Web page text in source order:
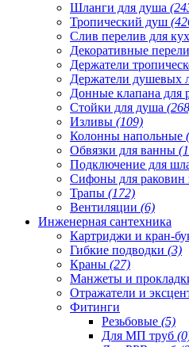
Шланги для душа
Тропический душ
Слив перелив для
Декоративные
Держатели
Держатели душевых
Донные клапана для
Стойки для душа
Изливы (109)
Колонны напольные
Обвязки для ванны
Подключение для
Сифоны для раковин
Трапы (172)
Вентиляции (6)
Инженерная сантехника
Картриджи и кран-
Гибкие подводки (3)
Краны (27)
Манжеты и
Отражатели и
Фитинги
Резьбовые (5)
Для МП труб